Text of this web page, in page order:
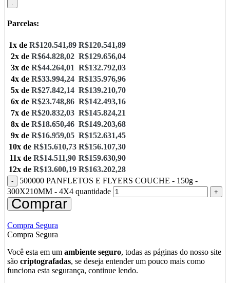
Parcelas:
1x de R$120.541,89 R$120.541,89
2x de R$64.828,02 R$129.656,04
3x de R$44.264,01 R$132.792,03
4x de R$33.994,24 R$135.976,96
5x de R$27.842,14 R$139.210,70
6x de R$23.748,86 R$142.493,16
7x de R$20.832,03 R$145.824,21
8x de R$18.650,46 R$149.203,68
9x de R$16.959,05 R$152.631,45
10x de R$15.610,73 R$156.107,30
11x de R$14.511,90 R$159.630,90
12x de R$13.600,19 R$163.202,28
500000 PANFLETOS E FLYERS COUCHE - 150g -
300X210MM - 4X4 quantidade
Comprar
Compra Segura
Compra Segura
Você esta em um ambiente seguro, todas as páginas do nosso site
são criptografadas, se deseja entender um pouco mais como
funciona esta segurança, continue lendo.